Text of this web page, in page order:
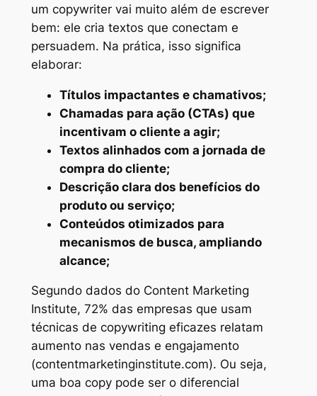
um copywriter vai muito além de escrever
bem: ele cria textos que conectam e
persuadem. Na prática, isso significa
elaborar:
Títulos impactantes e chamativos;
Chamadas para ação (CTAs) que
incentivam o cliente a agir;
Textos alinhados com a jornada de
compra do cliente;
Descrição clara dos benefícios do
produto ou serviço;
Conteúdos otimizados para
mecanismos de busca, ampliando
alcance;
Segundo dados do Content Marketing
Institute, 72% das empresas que usam
técnicas de copywriting eficazes relatam
aumento nas vendas e engajamento
(contentmarketinginstitute.com). Ou seja,
uma boa copy pode ser o diferencial